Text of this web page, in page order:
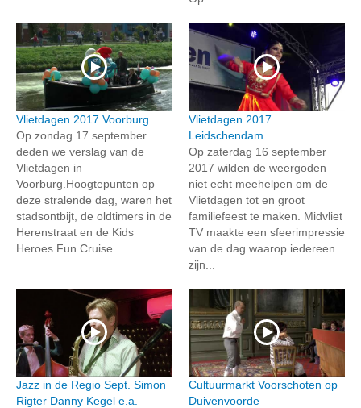
Vlietdagen 2017 Voorburg
Op zondag 17 september
deden we verslag van de
Vlietdagen in
Voorburg.Hoogtepunten op
deze stralende dag, waren het
stadsontbijt, de oldtimers in de
Herenstraat en de Kids
Heroes Fun Cruise.
Vlietdagen 2017
Leidschendam
Op zaterdag 16 september
2017 wilden de weergoden
niet echt meehelpen om de
Vlietdagen tot en groot
familiefeest te maken. Midvliet
TV maakte een sfeerimpressie
van de dag waarop iedereen
zijn...
Jazz in de Regio Sept. Simon
Rigter Danny Kegel e.a.
Cultuurmarkt Voorschoten op
Duivenvoorde